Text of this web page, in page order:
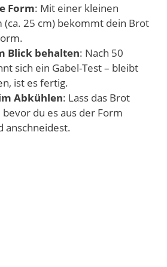
Form: Mit einer kleinen
(ca. 25 cm) bekommt dein Brot
Blick behalten: Nach 50
sich ein Gabel-Test – bleibt
ist es fertig.
Abkühlen: Lass das Brot
du es aus der Form
anschneidest.